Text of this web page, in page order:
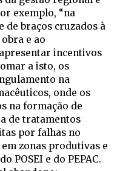
exemplo, “na
de braços cruzados à
e ao
incentivos
a isto, os
na
onde os
na formação de
de tratamentos
por falhas no
zonas produtivas e
POSEI e do PEPAC.